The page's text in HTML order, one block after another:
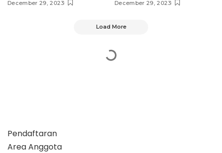
December 29, 2023 December 29, 2023
Load More
Pendaftaran
Area Anggota